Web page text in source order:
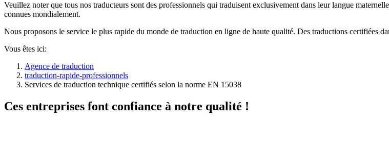
Veuillez noter que tous nos traducteurs sont des professionnels qui traduisent exclusivement dans leur langue
connues mondialement.
Nous proposons le service le plus rapide du monde de traduction en ligne de haute qualité. Des traductions certifiées
Vous êtes ici:
Agence de traduction
traduction-rapide-professionnels
Services de traduction technique certifiés selon la norme EN 15038
Ces entreprises font confiance à notre qualité !